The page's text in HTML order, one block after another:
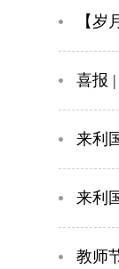
【
喜报
来利
来利
教师